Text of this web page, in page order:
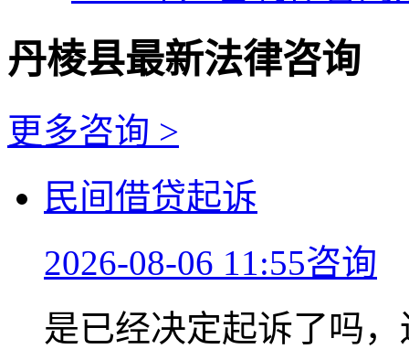
丹棱县最新法律咨询
更多咨询 >
民间借贷起诉
2026-08-06 11:55咨询
是已经决定起诉了吗